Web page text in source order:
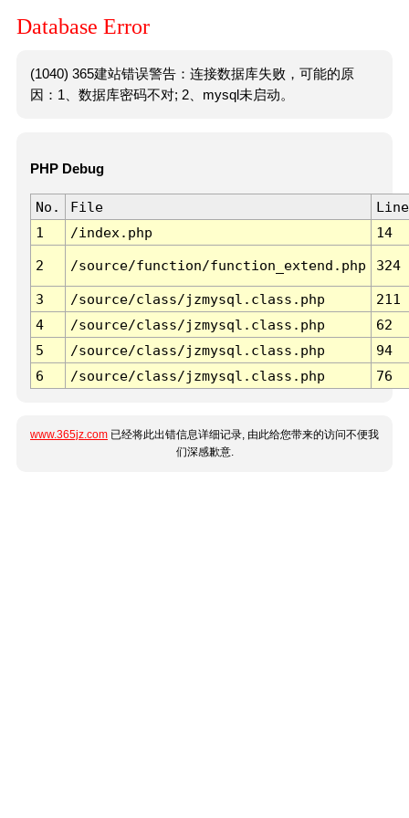
Database Error
(1040) 365建站错误警告：连接数据库失败，可能的原
因：1、数据库密码不对; 2、mysql未启动。
PHP Debug
No. File
Line
1
/index.php 14
2 /source/function/function_extend.php 324
3 /source/class/jzmysql.class.php
211
4
/source/class/jzmysql.class.php
62
5
/source/class/jzmysql.class.php
94
6
/source/class/jzmysql.class.php 76
www.365jz.com 已经将此出错信息详细记录, 由此给您带来的访问不便我
们深感歉意.